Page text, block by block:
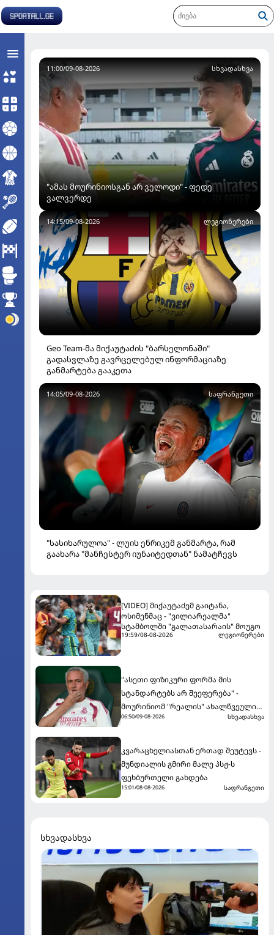
11:00/09-08-2026 ᲡᲮᲕᲐᲓᲐᲡᲮᲕᲐ
"ამას მოურინიოსგან არ ველოდი" - ფედე
ვალვერდე
14:15/09-08-2026 ᲚᲔᲒᲘᲝᲜᲔᲠᲔᲑᲘ
Geo Team-მა მიქაუტაძის "ბარსელონაში"
გადასვლაზე გავრცელებულ ინფორმაციაზე
განმარტება გააკეთა
14:05/09-08-2026 ᲡᲐᲤᲠᲐᲜᲒᲔᲗᲘ
"სასიხარულოა" - ლუის ენრიკემ განმარტა, რამ
გაახარა "მანჩესტერ იუნაიტედთან" ნამატჩევს
19:59/08-08-2026 ლეგიონერები
[VIDEO] მიქაუტაძემ გაიტანა,
ოსიმენმაც - "ვილიარეალმა"
სტამბოლში "გალათასარაის" მოუგო
06:50/09-08-2026 სხვადასხვა
"ასეთი ფიზიკური ფორმა მის
სტანდარტებს არ შეეფერება" -
მოურინიომ "რეალის" ახალწვეული
გააკრიტიკა
15:01/08-08-2026 საფრანგეთი
კვარაცხელიასთან ერთად შეუტევს -
მუნდიალის გმირი მალე პსჟ-ს
ფეხბურთელი გახდება
სხვადასხვა